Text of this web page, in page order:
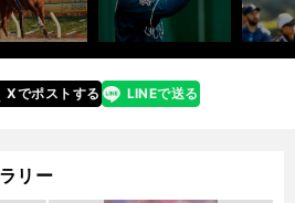
Xでポストする
line LINEで送る
リー